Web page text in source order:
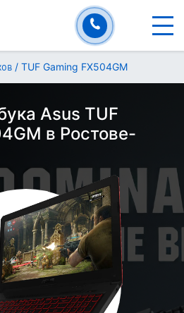
/ TUF Gaming FX504GM
Asus TUF
в Ростове-